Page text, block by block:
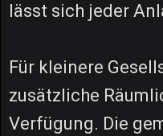
lässt sich jeder
Für kleinere
zusätzliche
Verfügung. Die